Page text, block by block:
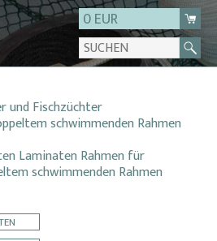
0 EUR
und Fischzüchter
schwimmenden Rahmen
Laminaten Rahmen für
schwimmenden Rahmen